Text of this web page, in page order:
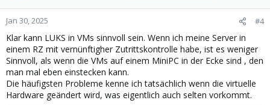
o
n
s
:
Jan 30, 2025 #4
Klar kann LUKS in VMs sinnvoll sein. Wenn ich meine Server in
einem RZ mit vernünftigher Zutrittskontrolle habe, ist es weniger
Sinnvoll, als wenn die VMs auf einem MiniPC in der Ecke sind , den
man mal eben einstecken kann.
Die häufigsten Probleme kenne ich tatsächlich wenn die virtuelle
Hardware geändert wird, was eigentlich auch selten vorkommt.